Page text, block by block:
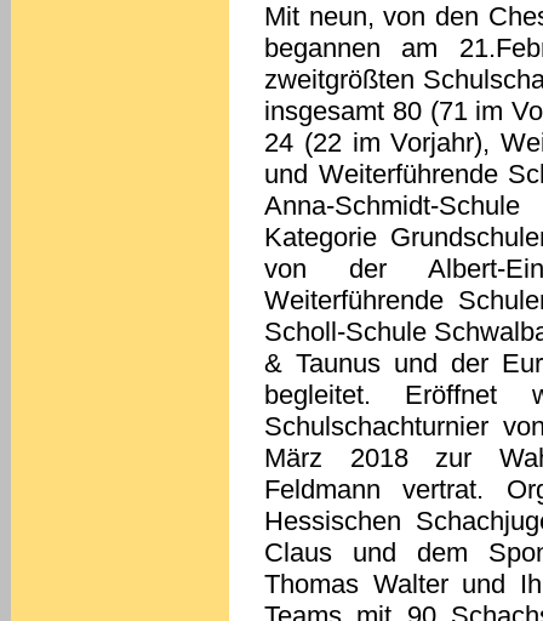
Mit neun, von den
begannen am
zweitgrößten
insgesamt 80 (71 im
24 (22 im Vorjahr),
und Weiterführende
Anna-Schmidt-
Kategorie
von der Albert-
Weiterführende
Scholl-Schule
& Taunus und der
begleitet. Eröffnet
Schulschachturnier
März 2018 zur
Feldmann vertrat.
Hessischen
Claus und dem
Thomas Walter und